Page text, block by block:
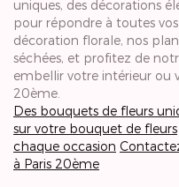
uniques, des décorations
pour répondre à toutes
décoration florale, nos
séchées, et profitez de
embellir votre intérieur ou
20ème.
Des bouquets de fleurs
sur votre bouquet de fleurs
chaque occasion
à Paris 20ème